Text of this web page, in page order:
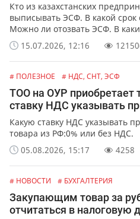
Кто из казахстанских
выписывать ЭСФ. В какой срок
Можно ли отозвать ЭСФ. В
можно выписать в бумажной
15.07.2026, 12:16
# ПОЛЕЗНОЕ # НДС, СНТ, ЭСФ
ТОО на ОУР приобретает
ставку НДС указывать
Какую ставку НДС указывать
товара из РФ:0% или без НДС.
05.08.2026, 15:17
4258
# НОВОСТИ # БУХГАЛТЕРИЯ
Закупающим товар за
отчитаться в налоговую